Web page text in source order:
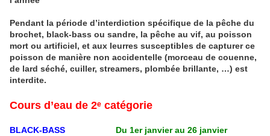
Pendant la période d’interdiction spécifique de la pêche du
brochet, black-bass ou sandre, la pêche au vif, au poisson
mort ou artificiel, et aux leurres susceptibles de capturer ce
poisson de manière non accidentelle (morceau de couenne,
de lard séché, cuiller, streamers, plombée brillante, …) est
interdite.
Cours d’eau de 2ᵉ catégorie
BLACK-BASS
Du 1er janvier au 26 janvier